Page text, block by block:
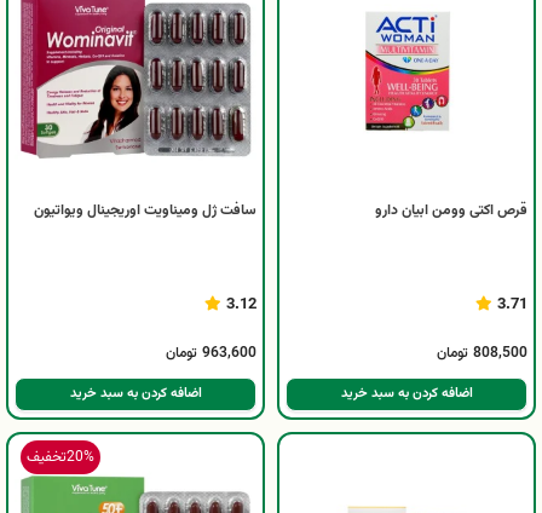
قرص اکتی وومن ابیان دارو
3.71
808,500 تومان
اضافه کردن به سبد خرید
سافت ژل ومیناویت اوریجینال ویواتیون
3.12
963,600 تومان
اضافه کردن به سبد خرید
20%تخفیف